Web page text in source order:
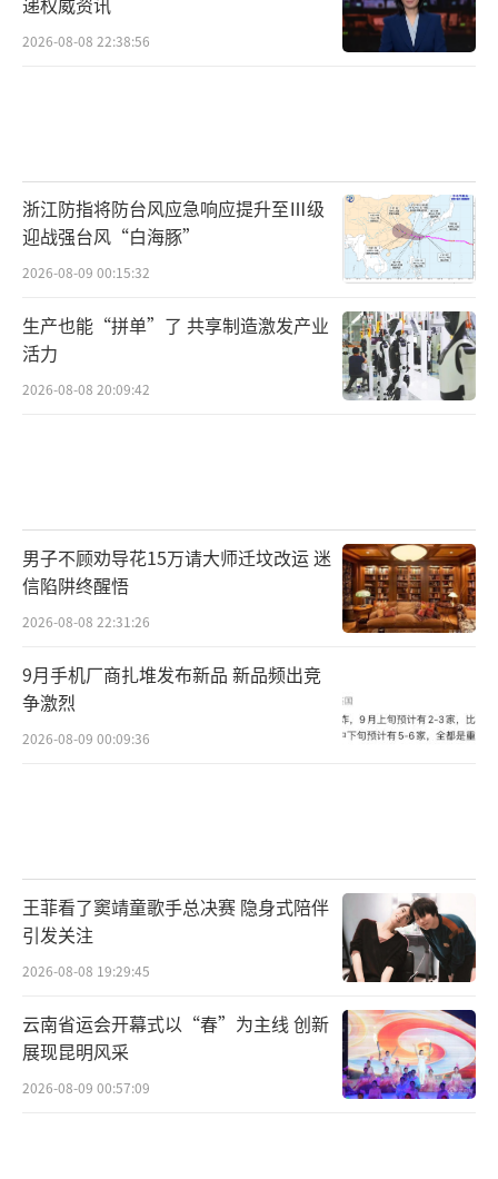
2026-08-08 22:38:56
浙江防指将防台风应急响应提升至Ⅲ级
迎战强台风“白海豚”
2026-08-09 00:15:32
生产也能“拼单”了 共享制造激发产业
活力
2026-08-08 20:09:42
男子不顾劝导花15万请大师迁坟改运 迷
信陷阱终醒悟
2026-08-08 22:31:26
9月手机厂商扎堆发布新品 新品频出竞
争激烈
2026-08-09 00:09:36
王菲看了窦靖童歌手总决赛 隐身式陪伴
引发关注
2026-08-08 19:29:45
云南省运会开幕式以“春”为主线 创新
展现昆明风采
2026-08-09 00:57:09